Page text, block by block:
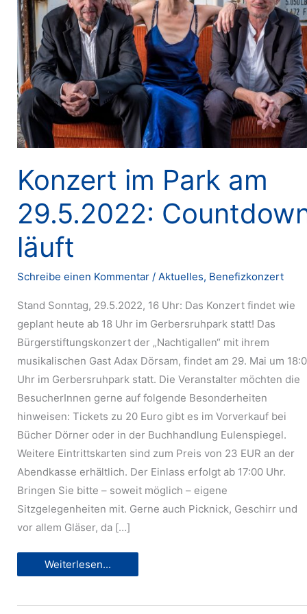
Konzert im Park am
29.5.2022:
läuft
Schreibe einen Kommentar / Aktuelles, Benefizkonzert
Stand Sonntag, 29.5.2022, 16 Uhr: Das Konzert findet wie
geplant heute ab 18 Uhr im Gerbersruhpark statt! Das
Bürgerstiftungskonzert der „Nachtigallen“ mit ihrem
musikalischen Gast Adax Dörsam, findet am 29. Mai um
Uhr im Gerbersruhpark statt. Die Veranstalter möchten die
BesucherInnen gerne auf folgende Besonderheiten
hinweisen: Tickets zu 20 Euro gibt es im Vorverkauf bei
Bücher Dörner oder in der Buchhandlung Eulenspiegel.
Weitere Eintrittskarten sind zum Preis von 23 EUR an der
Abendkasse erhältlich. Der Einlass erfolgt ab 17:00 Uhr.
Bringen Sie bitte – soweit möglich – eigene
Sitzgelegenheiten mit. Gerne auch Picknick, Geschirr und
vor allem Gläser, da […]
Konzert
im
29.5.2022:
Weiterlesen...